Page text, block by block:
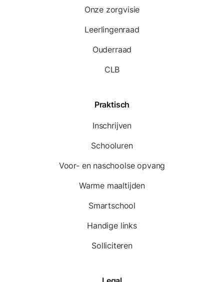
Onze zorgvisie
Leerlingenraad
Ouderraad
CLB
Praktisch
Inschrijven
Schooluren
Voor- en naschoolse opvang
Warme maaltijden
Smartschool
Handige links
Solliciteren